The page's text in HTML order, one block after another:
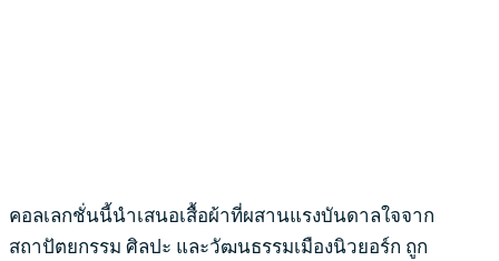
คอลเลกชั่นนี้นำเสนอเสื้อผ้าที่ผสานแรงบันดาลใจจาก
สถาปัตยกรรม ศิลปะ และวัฒนธรรมเมืองนิวยอร์ก ถูก